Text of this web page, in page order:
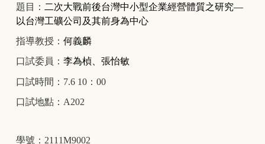
題目： 二次大戰前後台灣中小型企業經營體質之研究—
以台灣工礦公司及其前身為中心
指導教授： 何義麟
口試委員： 李為楨、張怡敏
口試時間：7.6 10：00
口試地點：A202
學號：2111M9002